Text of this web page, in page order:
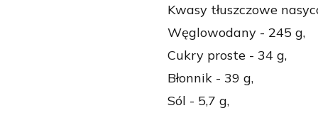
Kwasy tłuszczowe
Węglowodany - 245 g,
Cukry proste - 34 g,
Błonnik - 39 g,
Sól - 5,7 g,